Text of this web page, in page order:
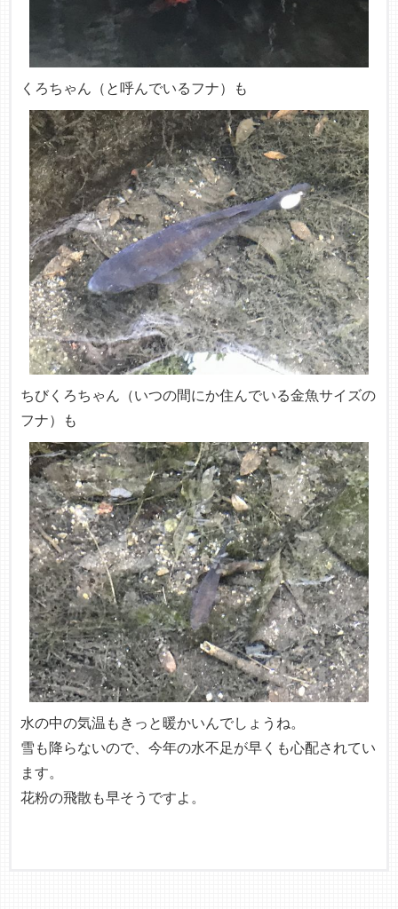
くろちゃん（と呼んでいるフナ）も
ちびくろちゃん（いつの間にか住んでいる金魚サイズの
フナ）も
水の中の気温もきっと暖かいんでしょうね。
雪も降らないので、今年の水不足が早くも心配されてい
ます。
花粉の飛散も早そうですよ。